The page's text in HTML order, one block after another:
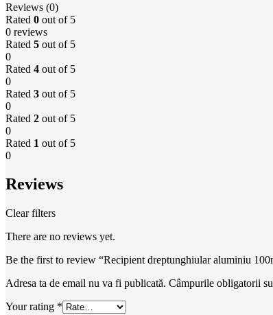
Reviews (0)
Rated 0 out of 5
0 reviews
Rated 5 out of 5
0
Rated 4 out of 5
0
Rated 3 out of 5
0
Rated 2 out of 5
0
Rated 1 out of 5
0
Reviews
Clear filters
There are no reviews yet.
Be the first to review “Recipient dreptunghiular aluminiu
Adresa ta de email nu va fi publicată. Câmpurile obligatorii
Your rating *